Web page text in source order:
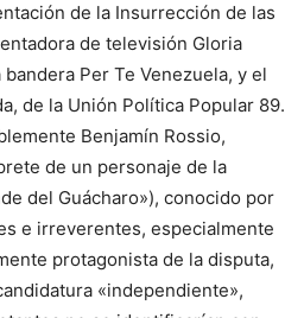
de la Insurrección de las
de televisión Gloria
Per Te Venezuela, y el
de la Unión Política Popular 89.
Benjamín Rossio,
de un personaje de la
del Guácharo»), conocido por
e irreverentes, especialmente
protagonista de la disputa,
«independiente»,